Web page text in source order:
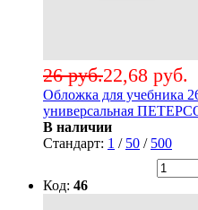
22,68 руб.
26 руб.
Обложка для учебника
универсальная
В наличии
Стандарт: 1 / 50 / 500
Код: 46